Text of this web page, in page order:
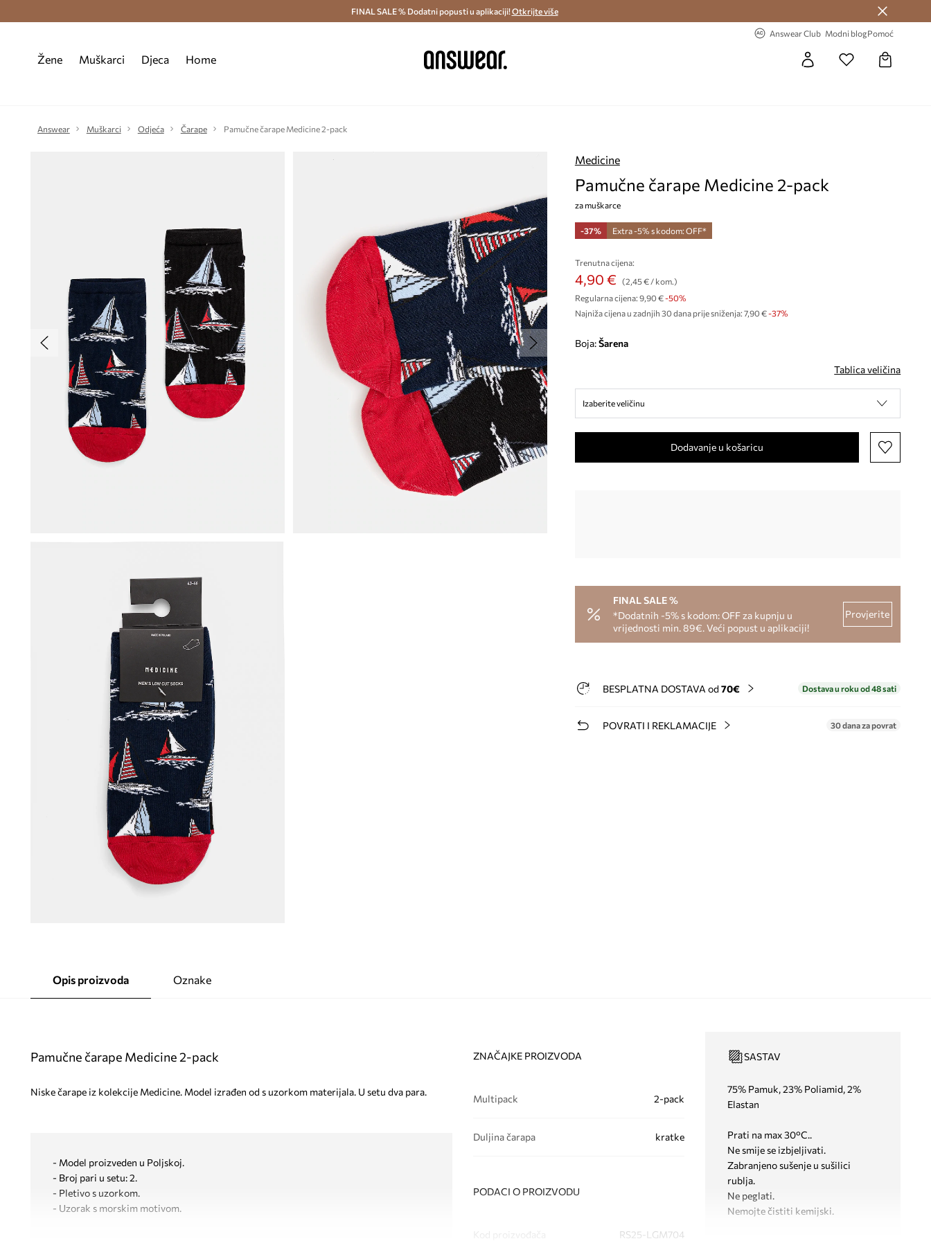
Besplatna dostava i povrat (od 70€) > Dostava u roku 48 sati >
FINAL SALE % Dodatni popusti u aplikaciji!Otkrijte više
Answear Club Modni blogPomoć
Žene Muškarci Djeca Home
Answear Muškarci Odjeća Čarape Pamučne čarape Medicine 2-pack
Medicine
Pamučne čarape Medicine 2-pack
za muškarce
-37% Extra -5% s kodom: OFF*
Trenutna cijena:
4,90 €
(2,45 € / kom.)
Regularna cijena: 9,90 €-50%
Najniža cijena u zadnjih 30 dana prije sniženja: 7,90 € -37%
Boja: šarena
Tablica veličina
Izaberite veličinu
Dodavanje u košaricu
FINAL SALE %
*Dodatnih -5% s kodom: OFF za kupnju u
vrijednosti min. 89€. Veći popust u aplikaciji!
Provjerite
BESPLATNA DOSTAVA od 70€ Dostava u roku od 48 sati
POVRATI I REKLAMACIJE 30 dana za povrat
Opis proizvoda Oznake
Pamučne čarape Medicine 2-pack
Niske čarape iz kolekcije Medicine. Model izrađen od s uzorkom materijala. U setu dva para.
- Model proizveden u Poljskoj.
- Broj pari u setu: 2.
- Pletivo s uzorkom.
- Uzorak s morskim motivom.
ZNAČAJKE PROIZVODA
Multipack 2-pack
Duljina čarapa kratke
PODACI O PROIZVODU
RS25-LGM704
SASTAV
75% Pamuk, 23% Poliamid, 2%
Elastan
Prati na max 30°C..
Ne smije se izbjeljivati.
Zabranjeno sušenje u sušilici
rublja.
Ne peglati.
Nemojte čistiti kemijski.